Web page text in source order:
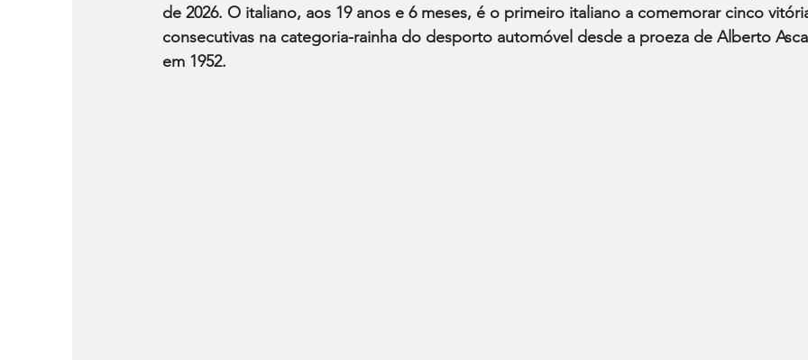
de 2026. O italiano, aos 19 anos e 6 meses, é o primeiro italiano a comemorar cinco
consecutivas na categoria-rainha do desporto automóvel desde a proeza de Alberto
em 1952.